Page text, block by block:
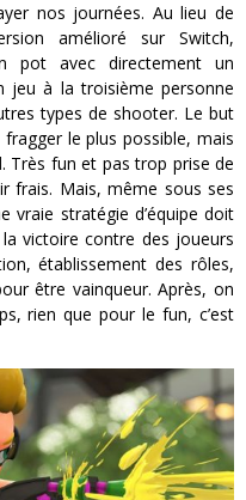
nos journées. Au lieu de
amélioré sur Switch,
pot avec directement un
jeu à la troisième personne
types de shooter. Le but
le plus possible, mais
Très fun et pas trop prise de
frais. Mais, même sous ses
vraie stratégie d’équipe doit
victoire contre des joueurs
établissement des rôles,
être vainqueur. Après, on
rien que pour le fun, c’est